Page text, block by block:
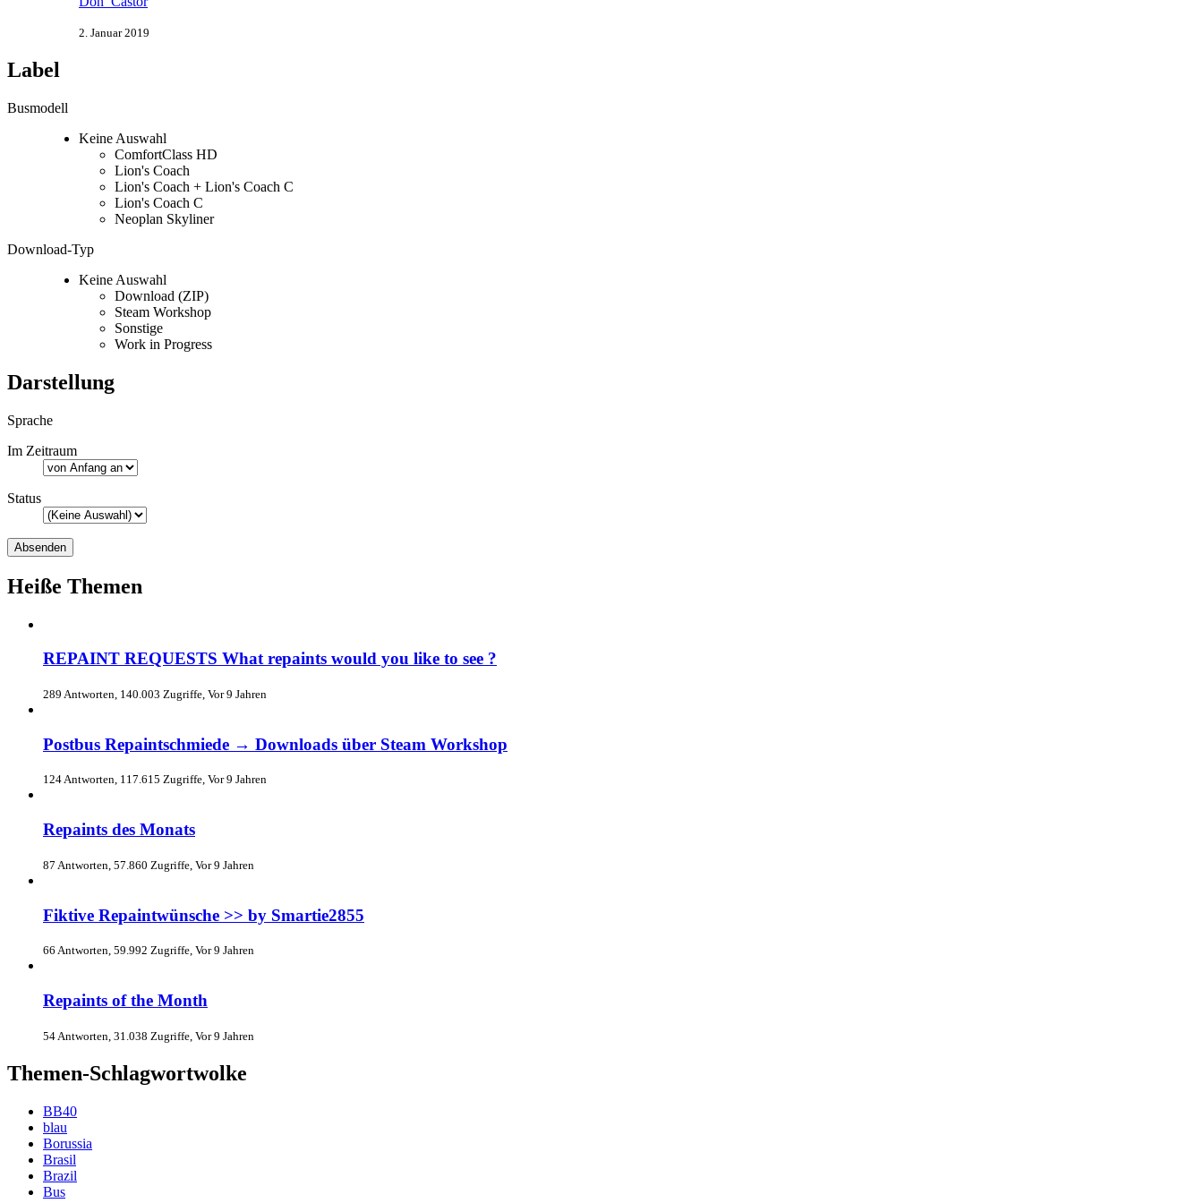
2. Januar 2019
Label
Busmodell
Keine Auswahl
ComfortClass HD
Lion's Coach
Lion's Coach + Lion's Coach C
Lion's Coach C
Neoplan Skyliner
Download-Typ
Keine Auswahl
Download (ZIP)
Steam Workshop
Sonstige
Work in Progress
Darstellung
Sprache
Im Zeitraum
Status
Heiße Themen
REPAINT REQUESTS What repaints would you like to see ?
289 Antworten, 140.003 Zugriffe, Vor 9 Jahren
Postbus Repaintschmiede → Downloads über Steam Workshop
124 Antworten, 117.615 Zugriffe, Vor 9 Jahren
Repaints des Monats
87 Antworten, 57.860 Zugriffe, Vor 9 Jahren
Fiktive Repaintwünsche >> by Smartie2855
66 Antworten, 59.992 Zugriffe, Vor 9 Jahren
Repaints of the Month
54 Antworten, 31.038 Zugriffe, Vor 9 Jahren
Themen-Schlagwortwolke
BB40
blau
Borussia
Brasil
Brazil
Bus